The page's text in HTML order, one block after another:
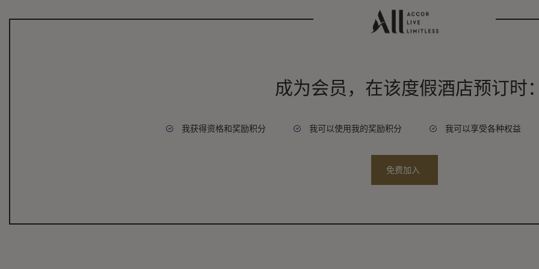
成为会员，在该度假酒店预订时：
我获得资格和奖励积分 我可以使用我的奖励积分 我可以享受各种权益
免费加入